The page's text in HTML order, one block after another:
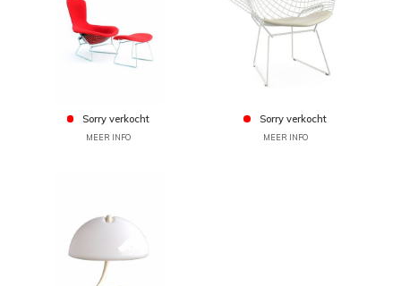
Sorry verkocht
MEER INFO
Sorry verkocht
MEER INFO